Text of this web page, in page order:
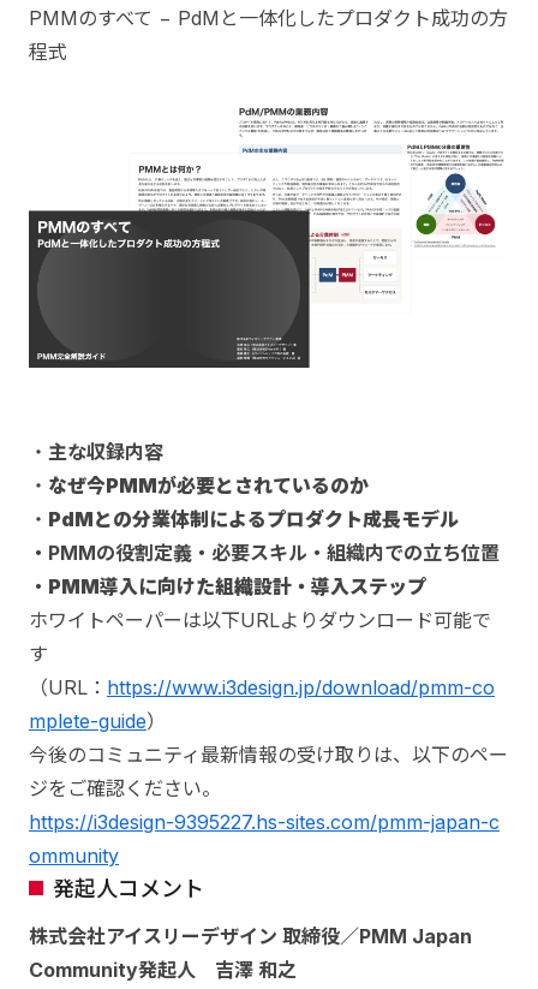
PMMのすべて − PdMと一体化したプロダクト成功の方
程式
・ 主な収録内容
・ なぜ今PMMが必要とされているのか
・ PdMとの分業体制によるプロダクト成長モデル
・PMMの役割定義・必要スキル・組織内での立ち位置
・ PMM導入に向けた組織設計・導入ステップ
ホワイトペーパーは以下URLよりダウンロード可能で
す
（URL： https://www.i3design.jp/download/pmm-co
mplete-guide）
今後のコミュニティ最新情報の受け取りは、以下のペー
ジをご確認ください。
https://i3design-9395227.hs-sites.com/pmm-japan-c
ommunity
発起人コメント
株式会社アイスリーデザイン 取締役／PMM Japan
Community発起人 吉澤 和之